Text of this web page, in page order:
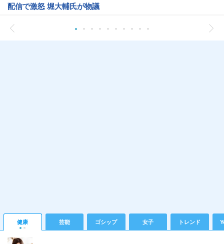
配信で激怒 堀大輔氏が物議
健康 芸能 ゴシップ 女子 トレンド